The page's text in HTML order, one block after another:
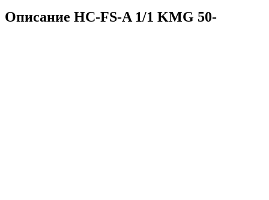
Описание HC-FS-A 1/1 KMG 50-